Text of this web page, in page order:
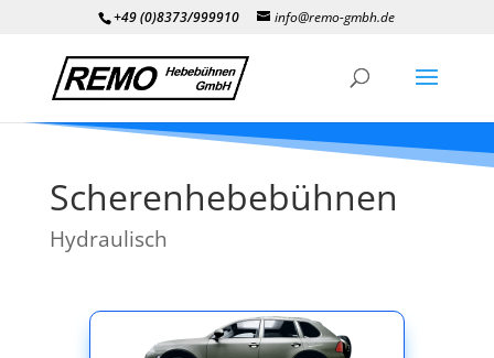
+49 (0)8373/999910 info@remo-gmbh.de
Scherenhebebühnen
Hydraulisch